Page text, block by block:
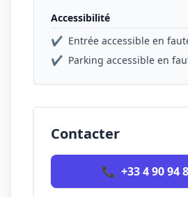
Accessibilité
✔ Entrée accessible en
✔ Parking accessible en
Contacter
📞 +33 4 90 94